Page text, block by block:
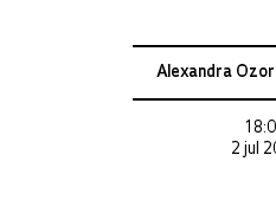
Alexandra
2 jul